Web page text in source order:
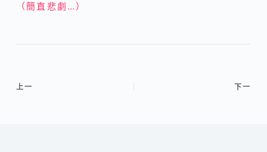
（簡直悲劇…）
上一 下一